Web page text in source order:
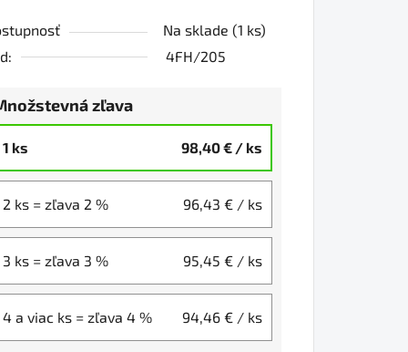
Na sklade (1 ks)
4FH/205
zľava
1 ks 98,40 € / ks
2 ks = zľava 2 % 96,43 € / ks
3 ks = zľava 3 % 95,45 € / ks
4 a viac ks = zľava 4 % 94,46 € / ks